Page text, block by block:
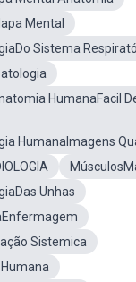
Mental
Sistema
HumanaFacil
HumanaImagens
Unhas
Sistemica